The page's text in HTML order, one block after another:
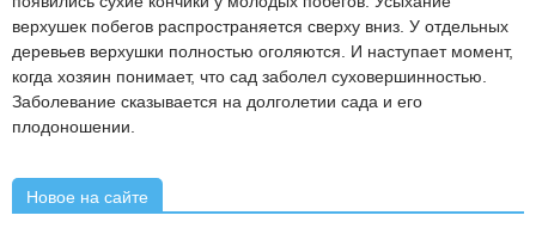
верхушек побегов распространяется сверху вниз. У отдельных
деревьев верхушки полностью оголяются. И наступает момент,
когда хозяин понимает, что сад заболел суховершинностью.
Заболевание сказывается на долголетии сада и его
плодоношении.
Новое на сайте